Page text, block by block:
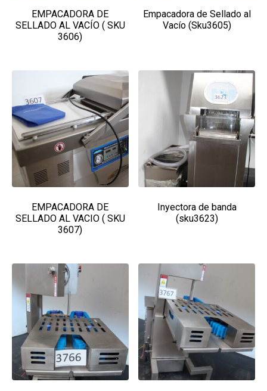
EMPACADORA DE
SELLADO AL VACÍO ( SKU
3606)
Empacadora de Sellado al
Vacío (Sku3605)
EMPACADORA DE
SELLADO AL VACIO ( SKU
3607)
Inyectora de banda
(sku3623)